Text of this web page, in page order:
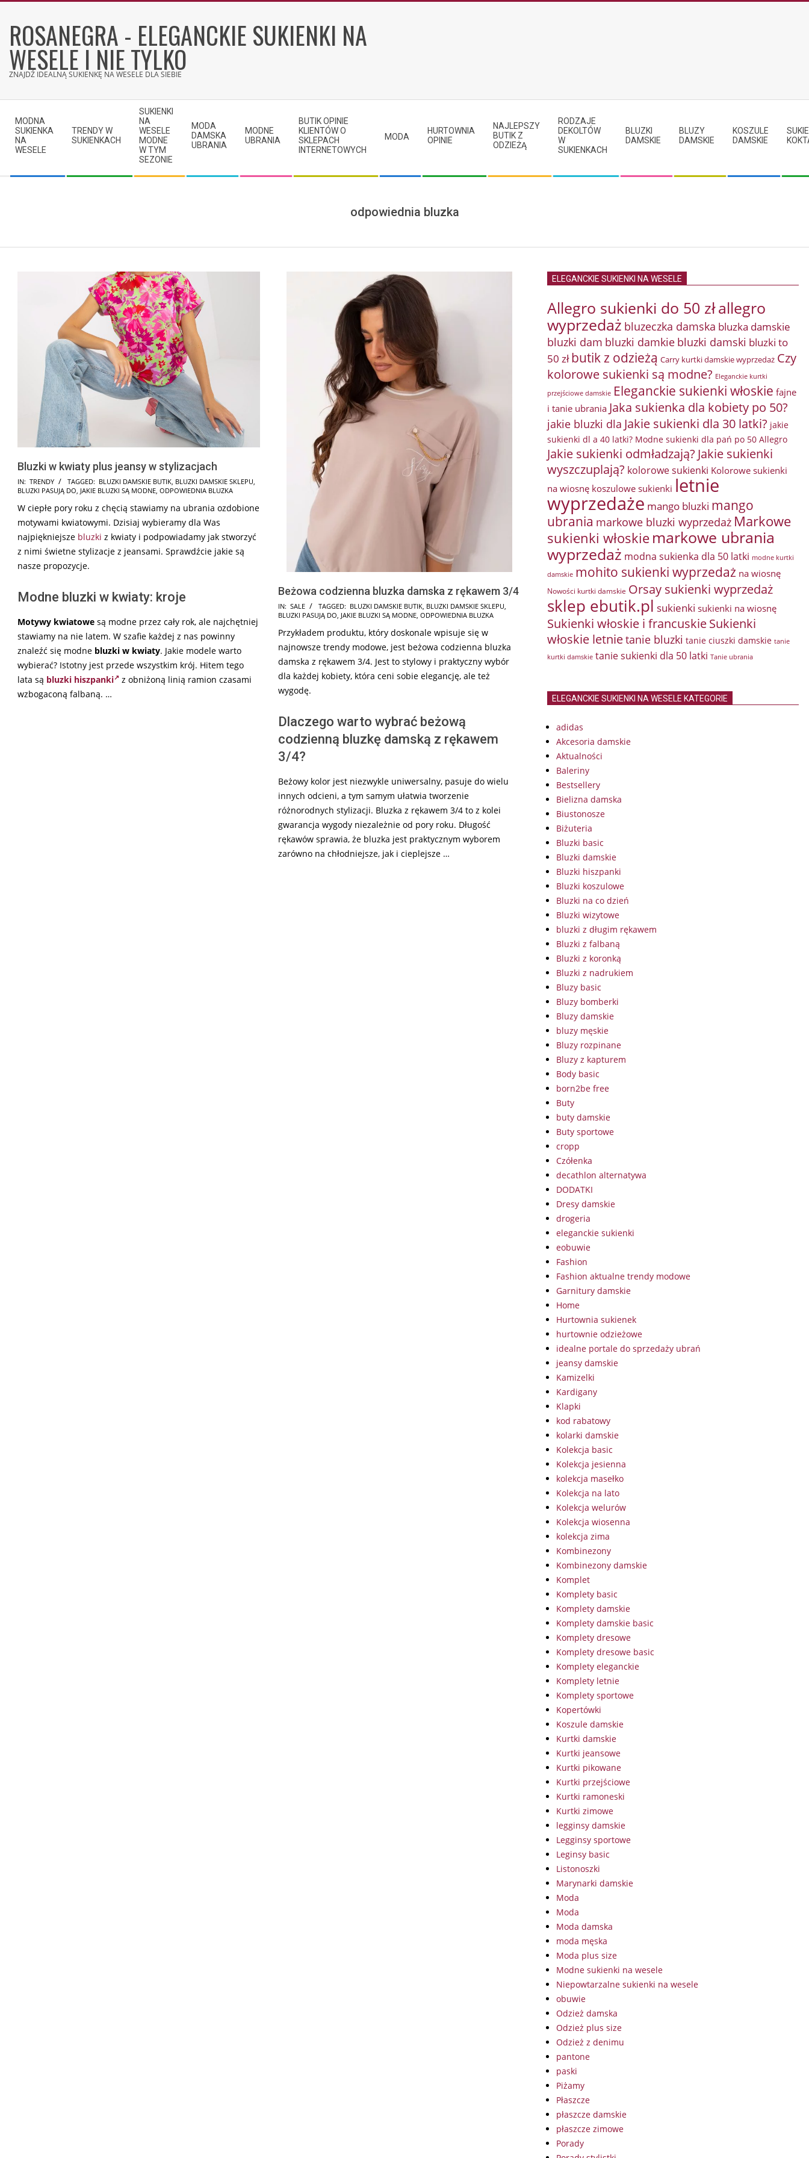
contentROSANEGRA - ELEGANCKIE SUKIENKI NA
WESELE I NIE TYLKO
ZNAJDŹ IDEALNĄ SUKIENKĘ NA WESELE DLA SIEBIE
Navigation
Menu
MODNA
SUKIENKA
NA
WESELE
TRENDY W
SUKIENKACH
SUKIENKI
NA
WESELE
MODNE
W TYM
SEZONIE
MODA
DAMSKA
UBRANIA
MODNE
UBRANIA
BUTIK OPINIE
KLIENTÓW O
SKLEPACH
INTERNETOWYCH
MODA
HURTOWNIA
OPINIE
NAJLEPSZY
BUTIK Z
ODZIEŻĄ
RODZAJE
DEKOLTÓW
W
SUKIENKACH
BLUZKI
DAMSKIE
BLUZY
DAMSKIE
KOSZULE
DAMSKIE
odpowiednia bluzka
Bluzki w kwiaty plus jeansy w stylizacjach
2026-
02-
19
IN: TRENDY TAGGED: BLUZKI DAMSKIE BUTIK, BLUZKI DAMSKIE SKLEPU,
BLUZKI PASUJĄ DO, JAKIE BLUZKI SĄ MODNE, ODPOWIEDNIA BLUZKA
W ciepłe pory roku z chęcią stawiamy na ubrania ozdobione
motywami kwiatowymi. Dzisiaj wybieramy dla Was
najpiękniejsze bluzki z kwiaty i podpowiadamy jak stworzyć
z nimi świetne stylizacje z jeansami. Sprawdźcie jakie są
nasze propozycje.
Modne bluzki w kwiaty: kroje
Motywy kwiatowe są modne przez cały rok, ale najchętniej
stawiamy na nie latem. W szafie każdej z nas powinny
znaleźć się modne bluzki w kwiaty. Jakie modele warto
wybierać? Istotny jest przede wszystkim krój. Hitem tego
lata są bluzki hiszpanki
z obniżoną linią ramion czasami
wzbogaconą falbaną. …
Beżowa codzienna bluzka damska z rękawem 3/4
2025-
09-
13
IN: SALE TAGGED: BLUZKI DAMSKIE BUTIK, BLUZKI DAMSKIE SKLEPU,
BLUZKI PASUJĄ DO, JAKIE BLUZKI SĄ MODNE, ODPOWIEDNIA BLUZKA
Przykładem produktu, który doskonale wpisuje się w
najnowsze trendy modowe, jest beżowa codzienna bluzka
damska z rękawem 3/4. Jest to stylowy i praktyczny wybór
dla każdej kobiety, która ceni sobie elegancję, ale też
wygodę.
Dlaczego warto wybrać beżową
codzienną bluzkę damską z rękawem
3/4?
Beżowy kolor jest niezwykle uniwersalny, pasuje do wielu
innych odcieni, a tym samym ułatwia tworzenie
różnorodnych stylizacji. Bluzka z rękawem 3/4 to z kolei
gwarancja wygody niezależnie od pory roku. Długość
rękawów sprawia, że bluzka jest praktycznym wyborem
zarówno na chłodniejsze, jak i cieplejsze …
ELEGANCKIE SUKIENKI NA WESELE
Allegro sukienki do 50 złallegro
wyprzedaż bluzeczka damska bluzka damskie
bluzki dam bluzki damkie bluzki damski bluzki to
50 zł butik z odzieżą Carry kurtki damskie wyprzedaż Czy
kolorowe sukienki są modne? Eleganckie kurtki
przejściowe damskie Eleganckie sukienki włoskie fajne
i tanie ubrania Jaka sukienka dla kobiety po 50?
jakie bluzki dla Jakie sukienki dla 30 latki? jakie
sukienki dl a 40 latki? Modne sukienki dla pań po 50 Allegro
Jakie sukienki odmładzają? Jakie sukienki
wyszczuplają? kolorowe sukienki Kolorowe sukienki
na wiosnę koszulowe sukienki letnie
wyprzedaże mango bluzki mango
ubrania markowe bluzki wyprzedaż Markowe
sukienki włoskie markowe ubrania
wyprzedaż modna sukienka dla 50 latki modne kurtki
damskie mohito sukienki wyprzedaż na wiosnę
Nowości kurtki damskie Orsay sukienki wyprzedaż
sklep ebutik.pl sukienki sukienki na wiosnę
Sukienki włoskie i francuskieSukienki
włoskie letnietanie bluzki tanie ciuszki damskie tanie
kurtki damskie tanie sukienki dla 50 latki Tanie ubrania
ELEGANCKIE SUKIENKI NA WESELE KATEGORIE
adidas
Akcesoria damskie
Aktualności
Baleriny
Bestsellery
Bielizna damska
Biustonosze
Biżuteria
Bluzki basic
Bluzki damskie
Bluzki hiszpanki
Bluzki koszulowe
Bluzki na co dzień
Bluzki wizytowe
bluzki z długim rękawem
Bluzki z falbaną
Bluzki z koronką
Bluzki z nadrukiem
Bluzy basic
Bluzy bomberki
Bluzy damskie
bluzy męskie
Bluzy rozpinane
Bluzy z kapturem
Body basic
born2be free
Buty
buty damskie
Buty sportowe
cropp
Czółenka
decathlon alternatywa
DODATKI
Dresy damskie
drogeria
eleganckie sukienki
eobuwie
Fashion
Fashion aktualne trendy modowe
Garnitury damskie
Home
Hurtownia sukienek
hurtownie odzieżowe
idealne portale do sprzedaży ubrań
jeansy damskie
Kamizelki
Kardigany
Klapki
kod rabatowy
kolarki damskie
Kolekcja basic
Kolekcja jesienna
kolekcja masełko
Kolekcja na lato
Kolekcja welurów
Kolekcja wiosenna
kolekcja zima
Kombinezony
Kombinezony damskie
Komplet
Komplety basic
Komplety damskie
Komplety damskie basic
Komplety dresowe
Komplety dresowe basic
Komplety eleganckie
Komplety letnie
Komplety sportowe
Kopertówki
Koszule damskie
Kurtki damskie
Kurtki jeansowe
Kurtki pikowane
Kurtki przejściowe
Kurtki ramoneski
Kurtki zimowe
legginsy damskie
Legginsy sportowe
Leginsy basic
Listonoszki
Marynarki damskie
Moda
Moda
Moda damska
moda męska
Moda plus size
Modne sukienki na wesele
Niepowtarzalne sukienki na wesele
obuwie
Odzież damska
Odzież plus size
Odzież z denimu
pantone
paski
Piżamy
Płaszcze
płaszcze damskie
płaszcze zimowe
Porady